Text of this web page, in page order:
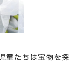
童たちは宝物を探